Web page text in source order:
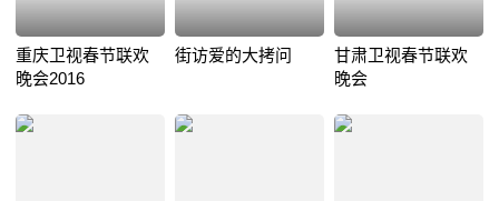
重庆卫视春节联欢
晚会2016
街访爱的大拷问
甘肃卫视春节联欢
晚会